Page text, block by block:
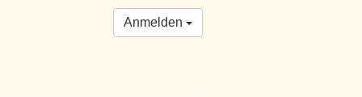
Anmelden